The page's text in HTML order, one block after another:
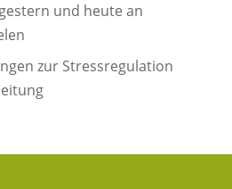
und heute an
zur Stressregulation